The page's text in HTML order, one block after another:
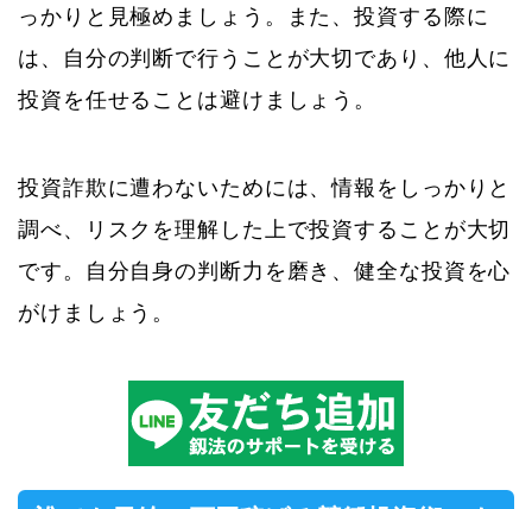
っかりと見極めましょう。また、投資する際に
は、自分の判断で行うことが大切であり、他人に
投資を任せることは避けましょう。
投資詐欺に遭わないためには、情報をしっかりと
調べ、リスクを理解した上で投資することが大切
です。自分自身の判断力を磨き、健全な投資を心
がけましょう。